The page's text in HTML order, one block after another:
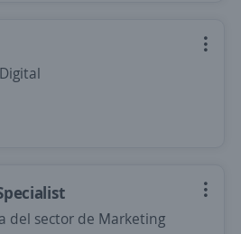
del sector de Marketing